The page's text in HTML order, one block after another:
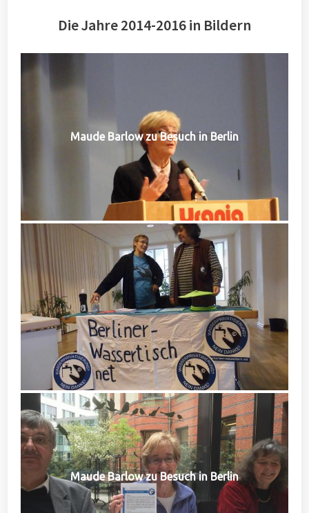
Die Jahre 2014-2016 in Bildern
Maude Barlow zu Besuch in Berlin
Maude Barlow zu Besuch in Berlin